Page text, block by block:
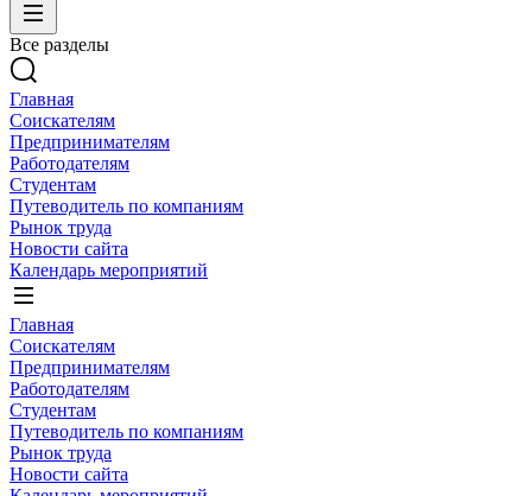
Все разделы
Главная
Соискателям
Предпринимателям
Работодателям
Студентам
Путеводитель по компаниям
Рынок труда
Новости сайта
Календарь мероприятий
Главная
Соискателям
Предпринимателям
Работодателям
Студентам
Путеводитель по компаниям
Рынок труда
Новости сайта